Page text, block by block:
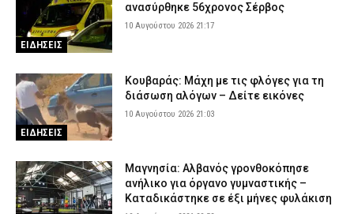
ΕΙΔΗΣΕΙΣ
ανασύρθηκε 56χρονος Σέρβος
10 Αυγούστου 2026 21:17
ΕΙΔΗΣΕΙΣ
Κουβαράς: Μάχη με τις φλόγες για τη
διάσωση αλόγων – Δείτε εικόνες
10 Αυγούστου 2026 21:03
Μαγνησία: Αλβανός γρονθοκόπησε
ανήλικο για όργανο γυμναστικής –
Καταδικάστηκε σε έξι μήνες φυλάκιση